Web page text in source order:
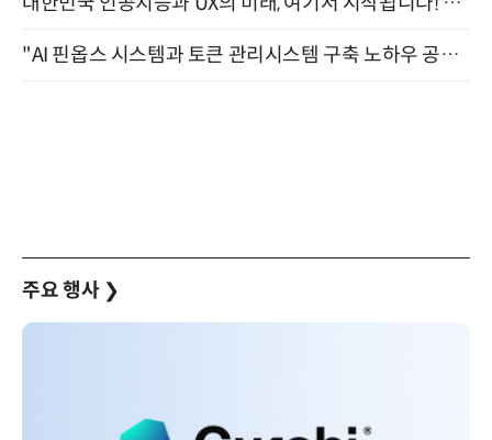
"AI 핀옵스 시스템과 토큰 관리시스템 구축 노하우 공개" 잠실 한국광고문화회관 2층 대회의실 (8/21)
주요 행사 ❯